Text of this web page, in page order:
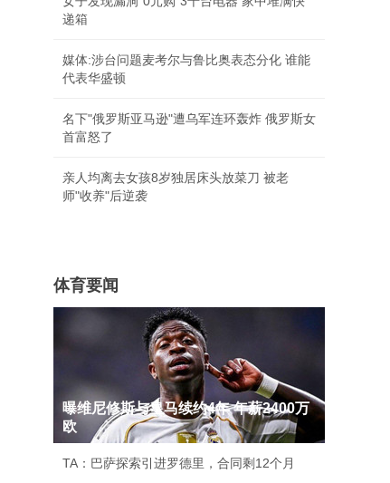
递箱
媒体:涉台问题麦考尔与鲁比奥表态分化 谁能
代表华盛顿
名下"俄罗斯亚马逊"遭乌军连环轰炸 俄罗斯女
首富怒了
亲人均离去女孩8岁独居床头放菜刀 被老
师"收养"后逆袭
体育要闻
曝维尼修斯与皇马续约4年 年薪2400万
欧
TA：巴萨探索引进罗德里，合同剩12个月